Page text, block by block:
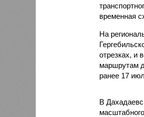
временная
На
отрезках, и
маршрутам
ранее 17
В